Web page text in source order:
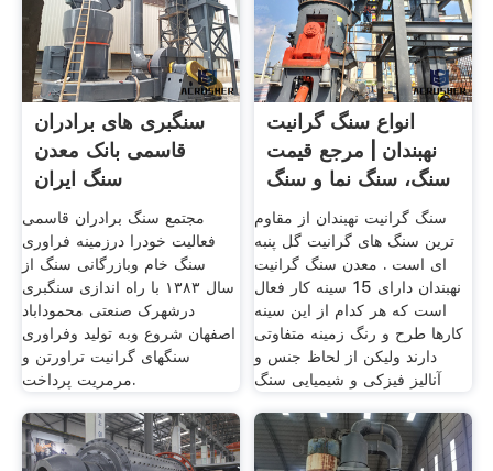
سنگبری های برادران
قاسمی بانک معدن
سنگ ایران
مجتمع سنگ برادران قاسمی
فعالیت خودرا درزمینه فراوری
سنگ خام وبازرگانی سنگ از
سال ۱۳۸۳ با راه اندازی سنگبری
درشهرک صنعتی محموداباد
اصفهان شروع وبه تولید وفراوری
سنگهای گرانیت تراورتن و
مرمریت پرداخت.
انواع سنگ گرانیت
نهبندان | مرجع قیمت
سنگ، سنگ نما و سنگ
سنگ گرانیت نهبندان از مقاوم
ترین سنگ های گرانیت گل پنبه
ای است . معدن سنگ گرانیت
نهبندان دارای 15 سینه کار فعال
است که هر کدام از این سینه
کارها طرح و رنگ زمینه متفاوتی
دارند ولیکن از لحاظ جنس و
آنالیز فیزکی و شیمیایی سنگ